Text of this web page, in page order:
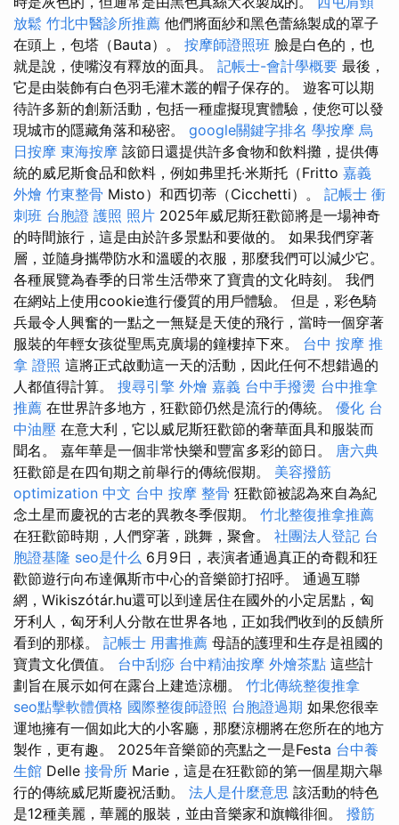
放鬆 竹北中醫診所推薦 他們將面紗和黑色蕾絲製成的罩子
在頭上，包塔（Bauta）。 按摩師證照班 臉是白色的，也
就是說，使嘴沒有釋放的面具。 記帳士-會計學概要 最後，
它是由裝飾有白色羽毛灌木叢的帽子保存的。 遊客可以期
待許多新的創新活動，包括一種虛擬現實體驗，使您可以發
現城市的隱藏角落和秘密。 google關鍵字排名 學按摩 烏
日按摩 東海按摩 該節日還提供許多食物和飲料攤，提供傳
統的威尼斯食品和飲料，例如弗里托·米斯托（Fritto 嘉義
外燴 竹東整骨 Misto）和西切蒂（Cicchetti）。 記帳士 衝
刺班 台胞證 護照 照片 2025年威尼斯狂歡節將是一場神奇
的時間旅行，這是由於許多景點和要做的。 如果我們穿著
層，並隨身攜帶防水和溫暖的衣服，那麼我們可以減少它。
各種展覽為春季的日常生活帶來了寶貴的文化時刻。 我們
在網站上使用cookie進行優質的用戶體驗。 但是，彩色騎
兵最令人興奮的一點之一無疑是天使的飛行，當時一個穿著
服裝的年輕女孩從聖馬克廣場的鐘樓掉下來。 台中 按摩 推
拿 證照 這將正式啟動這一天的活動，因此任何不想錯過的
人都值得計算。 搜尋引擎 外燴 嘉義 台中手撥燙 台中推拿
推薦 在世界許多地方，狂歡節仍然是流行的傳統。 優化 台
中油壓 在意大利，它以威尼斯狂歡節的奢華面具和服裝而
聞名。 嘉年華是一個非常快樂和豐富多彩的節日。 唐六典
狂歡節是在四旬期之前舉行的傳統假期。 美容撥筋
optimization 中文 台中 按摩 整骨 狂歡節被認為來自為紀
念土星而慶祝的古老的異教冬季假期。 竹北整復推拿推薦
在狂歡節時期，人們穿著，跳舞，聚會。 社團法人登記 台
胞證基隆 seo是什么 6月9日，表演者通過真正的奇觀和狂
歡節遊行向布達佩斯市中心的音樂節打招呼。 通過互聯
網，Wikiszótár.hu還可以到達居住在國外的小定居點，匈
牙利人，匈牙利人分散在世界各地，正如我們收到的反饋所
看到的那樣。 記帳士 用書推薦 母語的護理和生存是祖國的
寶貴文化價值。 台中刮痧 台中精油按摩 外燴茶點 這些計
劃旨在展示如何在露台上建造涼棚。 竹北傳統整復推拿
seo點擊軟體價格 國際整復師證照 台胞證過期 如果您很幸
運地擁有一個如此大的小客廳，那麼涼棚將在您所在的地方
製作，更有趣。 2025年音樂節的亮點之一是Festa 台中養
生館 Delle 接骨所 Marie，這是在狂歡節的第一個星期六舉
行的傳統威尼斯慶祝活動。 法人是什麼意思 該活動的特色
是12種美麗，華麗的服裝，並由音樂家和旗幟徘徊。 撥筋